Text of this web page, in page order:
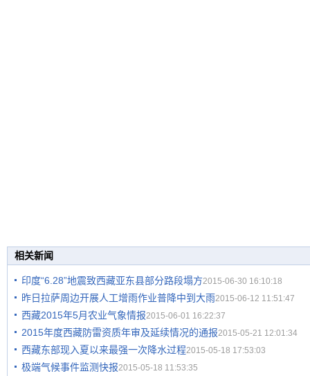
相关新闻
印度“6.28”地震致西藏亚东县部分路段塌方2015-06-30 16:10:18
昨日拉萨周边开展人工增雨作业普降中到大雨2015-06-12 11:51:47
西藏2015年5月农业气象情报2015-06-01 16:22:37
2015年度西藏防雷资质年审及延续情况的通报2015-05-21 12:01:34
西藏东部现入夏以来最强一次降水过程2015-05-18 17:53:03
极端气候事件监测快报2015-05-18 11:53:35